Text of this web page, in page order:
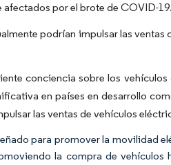
por el brote de COVID-19.
podrían impulsar las ventas
conciencia sobre los
en países en desarrollo
las ventas de vehículos
para promover la movilidad
la compra de